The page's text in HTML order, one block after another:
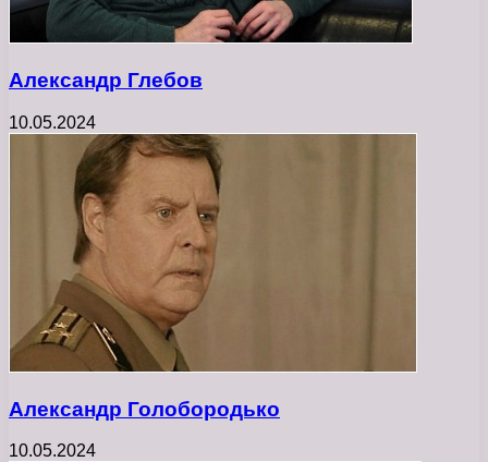
Александр Глебов
10.05.2024
Александр Голобородько
10.05.2024